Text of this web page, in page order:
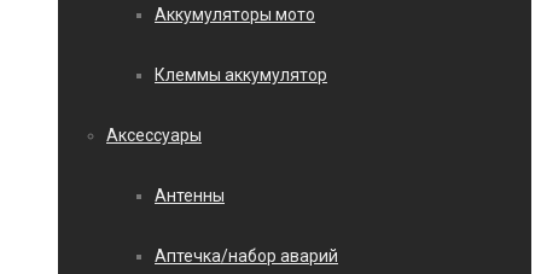
Аккумуляторы мото
Клеммы аккумулятор
Аксессуары
Антенны
Аптечка/набор аварий